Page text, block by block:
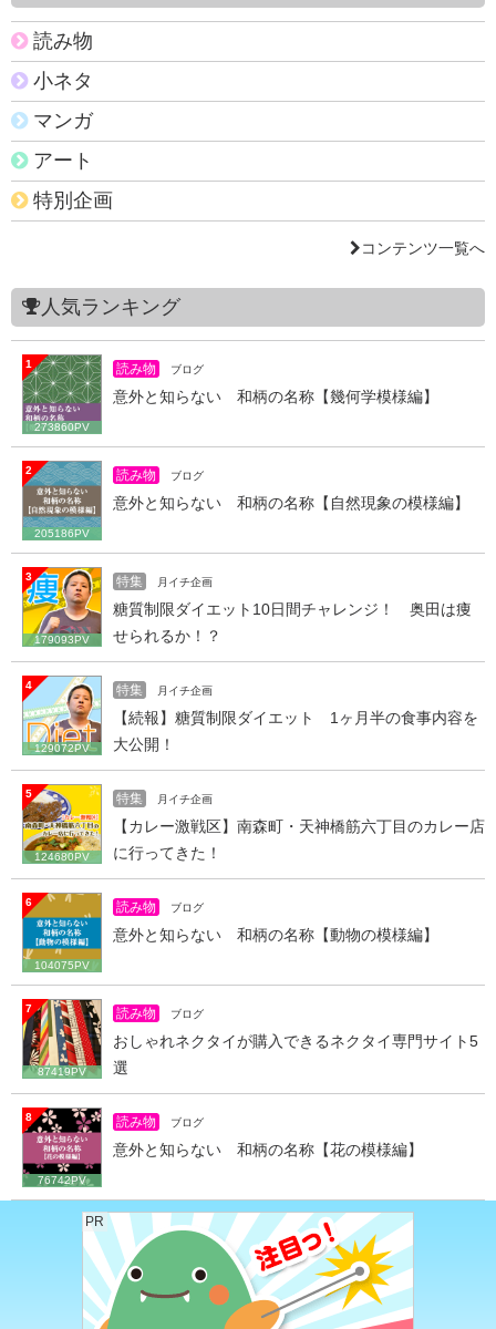
読み物
小ネタ
マンガ
アート
特別企画
コンテンツ一覧へ
人気ランキング
1
273860PV
読み物 ブログ
意外と知らない 和柄の名称【幾何学模様編】
2
205186PV
読み物 ブログ
意外と知らない 和柄の名称【自然現象の模様編】
3
179093PV
特集 月イチ企画
糖質制限ダイエット10日間チャレンジ！ 奥田は痩
せられるか！？
4
129072PV
特集 月イチ企画
【続報】糖質制限ダイエット 1ヶ月半の食事内容を
大公開！
5
124680PV
特集 月イチ企画
【カレー激戦区】南森町・天神橋筋六丁目のカレー店
に行ってきた！
6
104075PV
読み物 ブログ
意外と知らない 和柄の名称【動物の模様編】
7
87419PV
読み物 ブログ
おしゃれネクタイが購入できるネクタイ専門サイト5
選
8
76742PV
読み物 ブログ
意外と知らない 和柄の名称【花の模様編】
PR